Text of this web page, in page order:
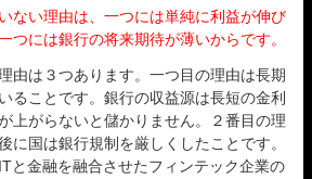
ない理由は、一つには単純に利益が伸び
つには銀行の将来期待が薄いからです。
由は３つあります。一つ目の理由は長期
ることです。銀行の収益源は長短の金利
上がらないと儲かりません。２番目の理
に国は銀行規制を厳しくしたことです。
と金融を融合させたフィンテック企業の